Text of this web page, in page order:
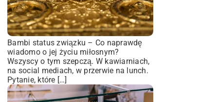
Bambi status związku – Co naprawdę
wiadomo o jej życiu miłosnym?
Wszyscy o tym szepczą. W kawiarniach,
na social mediach, w przerwie na lunch.
Pytanie, które […]